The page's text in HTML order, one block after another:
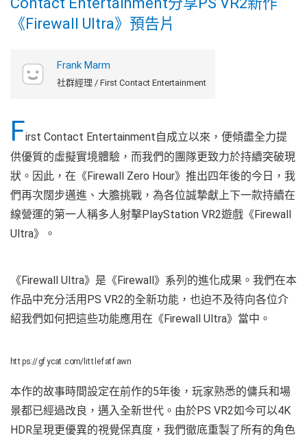
《Firewall Ultra》預告片
Frank Marm
社群經理 / First Contact Entertainment
First Contact Entertainment自成立以來，便傾盡全力提
供優質的虛擬實境體驗，而我們的團隊更致力於持續突破現
狀。因此，在《Firewall Zero Hour》推出四年後的今日，我
們再次闊步邁進、大膽挑戰，為各位誠摯獻上下一款持續在
線營運的第一人稱多人射擊PlayStation VR2遊戲《Firewall
Ultra》。
《Firewall Ultra》是《Firewall》系列的進化成果。我們在本
作品中充分活用PS VR2的全新功能，也迫不及待向各位介
紹我們如何把這些功能應用在《Firewall Ultra》當中。
https://gfycat.com/littlefatfawn
本作的故事時間設定在前作的5年後，玩家熟悉的傭兵和場
景都已經過改良，邁入全新世代。由於PS VR2如今可以4K
HDR呈現更優異的視覺保真度，我們徹底重製了所有的角色